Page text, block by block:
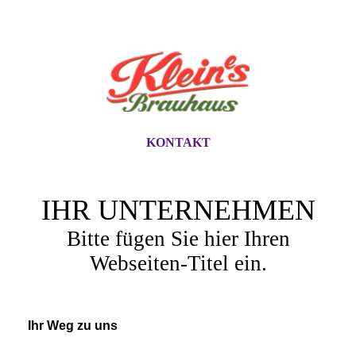
KONTAKT
IHR UNTERNEHMEN
Bitte fügen Sie hier Ihren
Webseiten-Titel ein.
Ihr Weg zu uns